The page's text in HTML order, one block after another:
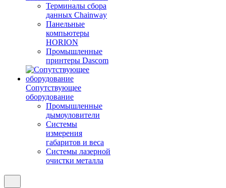
Терминалы сбора
данных Chainway
Панельные
компьютеры
HORION
Промышленные
принтеры Dascom
Сопутствующее
оборудование
Промышленные
дымоуловители
Системы
измерения
габаритов и веса
Системы лазерной
очистки металла